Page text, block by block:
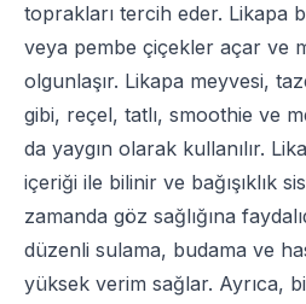
toprakları tercih eder. Likapa
veya pembe çiçekler açar ve
olgunlaşır. Likapa meyvesi,
gibi, reçel, tatlı, smoothie ve
da yaygın olarak kullanılır.
içeriği ile bilinir ve bağışıklık
zamanda göz sağlığına
düzenli sulama, budama ve
yüksek verim sağlar. Ayrıca,